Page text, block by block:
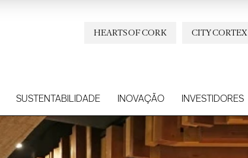
CITY CORTEX
HEARTS OF CORK
SUSTENTABILIDADE INOVAÇÃO INVESTIDORES